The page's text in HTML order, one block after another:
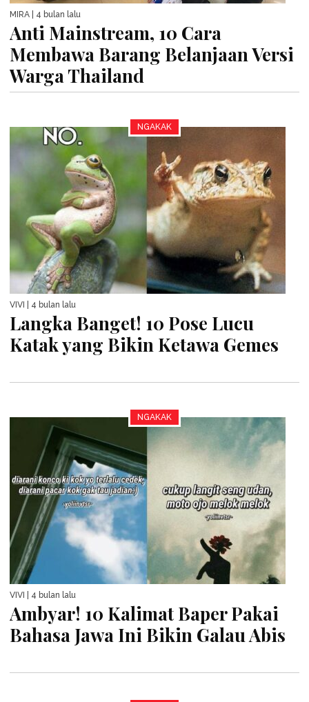
MIRA | 4 bulan lalu
Anti Mainstream, 10 Cara
Membawa Barang Belanjaan Versi
Warga Thailand
NGAKAK
VIVI | 4 bulan lalu
Langka Banget! 10 Pose Lucu
Katak yang Bikin Ketawa Gemes
NGAKAK
VIVI | 4 bulan lalu
Ambyar! 10 Kalimat Baper Pakai
Bahasa Jawa Ini Bikin Galau Abis